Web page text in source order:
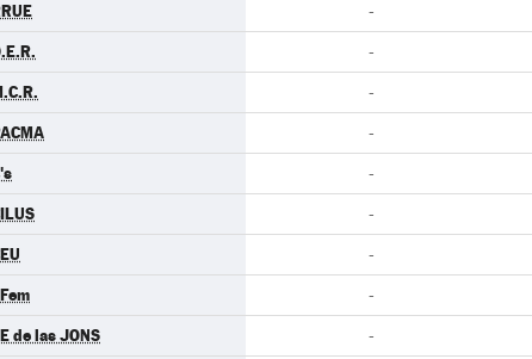
-
-
-
-
-
-
-
-
de las JONS -